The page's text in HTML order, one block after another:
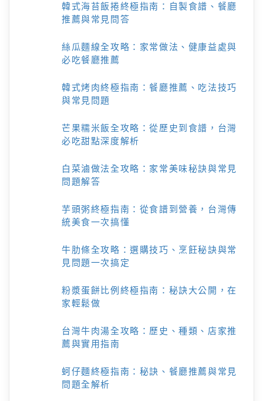
韓式海苔飯捲終極指南：自製食譜、餐廳
推薦與常見問答
絲瓜麵線全攻略：家常做法、健康益處與
必吃餐廳推薦
韓式烤肉終極指南：餐廳推薦、吃法技巧
與常見問題
芒果糯米飯全攻略：從歷史到食譜，台灣
必吃甜點深度解析
白菜滷做法全攻略：家常美味秘訣與常見
問題解答
芋頭粥終極指南：從食譜到營養，台灣傳
統美食一次搞懂
牛肋條全攻略：選購技巧、烹飪秘訣與常
見問題一次搞定
粉漿蛋餅比例終極指南：秘訣大公開，在
家輕鬆做
台灣牛肉湯全攻略：歷史、種類、店家推
薦與實用指南
蚵仔麵終極指南：秘訣、餐廳推薦與常見
問題全解析